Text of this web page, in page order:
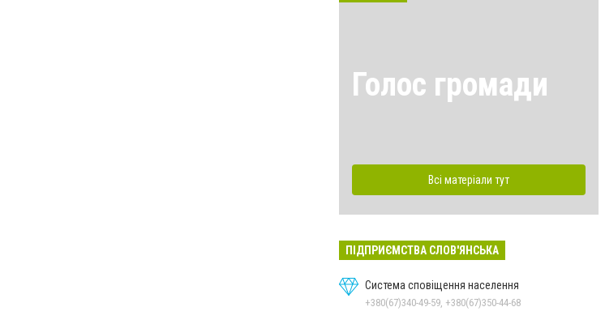
Голос громади
Всі матеріали тут
ПІДПРИЄМСТВА СЛОВ'ЯНСЬКА
Система сповіщення населення
+380(67)340-49-59, +380(67)350-44-68